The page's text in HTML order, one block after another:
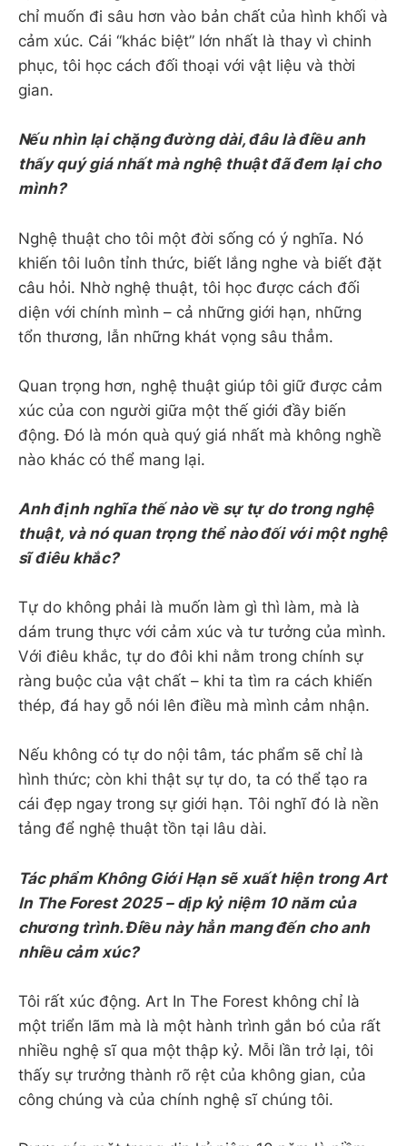
chỉ muốn đi sâu hơn vào bản chất của hình khối và
cảm xúc. Cái “khác biệt” lớn nhất là thay vì chinh
phục, tôi học cách đối thoại với vật liệu và thời
gian.
Nếu nhìn lại chặng đường dài, đâu là điều anh
thấy quý giá nhất mà nghệ thuật đã đem lại cho
mình?
Nghệ thuật cho tôi một đời sống có ý nghĩa. Nó
khiến tôi luôn tỉnh thức, biết lắng nghe và biết đặt
câu hỏi. Nhờ nghệ thuật, tôi học được cách đối
diện với chính mình – cả những giới hạn, những
tổn thương, lẫn những khát vọng sâu thẳm.
Quan trọng hơn, nghệ thuật giúp tôi giữ được cảm
xúc của con người giữa một thế giới đầy biến
động. Đó là món quà quý giá nhất mà không nghề
nào khác có thể mang lại.
Anh định nghĩa thế nào về sự tự do trong nghệ
thuật, và nó quan trọng thể nào đối với một nghệ
sĩ điêu khắc?
Tự do không phải là muốn làm gì thì làm, mà là
dám trung thực với cảm xúc và tư tưởng của mình.
Với điêu khắc, tự do đôi khi nằm trong chính sự
ràng buộc của vật chất – khi ta tìm ra cách khiến
thép, đá hay gỗ nói lên điều mà mình cảm nhận.
Nếu không có tự do nội tâm, tác phẩm sẽ chỉ là
hình thức; còn khi thật sự tự do, ta có thể tạo ra
cái đẹp ngay trong sự giới hạn. Tôi nghĩ đó là nền
tảng để nghệ thuật tồn tại lâu dài.
Tác phẩm Không Giới Hạn sẽ xuất hiện trong Art
In The Forest 2025 – dịp kỷ niệm 10 năm của
chương trình. Điều này hẳn mang đến cho anh
nhiều cảm xúc?
Tôi rất xúc động. Art In The Forest không chỉ là
một triển lãm mà là một hành trình gắn bó của rất
nhiều nghệ sĩ qua một thập kỷ. Mỗi lần trở lại, tôi
thấy sự trưởng thành rõ rệt của không gian, của
công chúng và của chính nghệ sĩ chúng tôi.